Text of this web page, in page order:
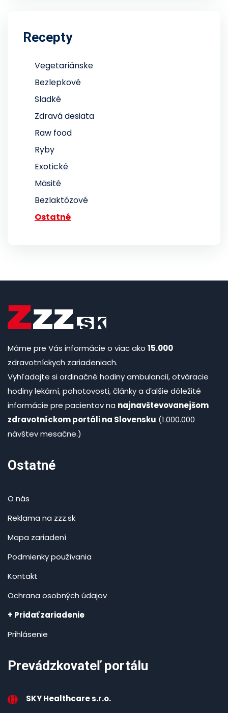
Recepty
Vegetariánske
Bezlepkové
Sladké
Zdravá desiata
Raw food
Ryby
Exotické
Mäsité
Bezlaktózové
Ostatné
Máme pre Vás informácie o viac ako 15.000
zdravotníckych zariadeniach.
Vyhľadajte si ordinačné hodiny ambulancií, otváracie
hodiny lekární, pohotovosti, články a ďalšie dôležité
informácie pre pacientov na najnavštevovanejšom
zdravotníckom portáli na Slovensku (1.000.000
návštev mesačne.)
Ostatné
O nás
Reklama na zzz.sk
Mapa zariadení
Podmienky používania
Kontakt
Ochrana osobných údajov
+ Pridať zariadenie
Prihlásenie
Prevádzkovateľ portálu
SKY Healthcare s.r.o.